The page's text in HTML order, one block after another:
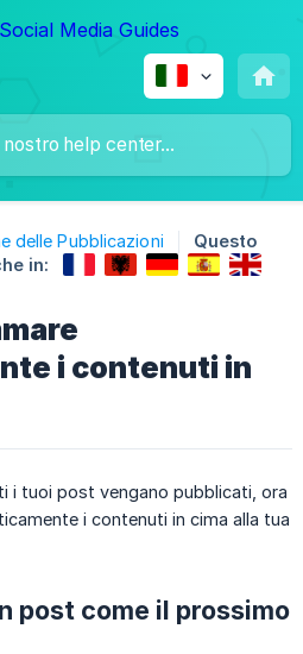
delle Pubblicazioni
Questo
in:
i contenuti in
i tuoi post vengano pubblicati, ora
i contenuti in cima alla tua
post come il prossimo